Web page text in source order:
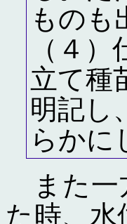
ものも
（４
立て種
明記し
らかに
また一
た時、